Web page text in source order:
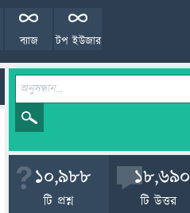
টপ ইউজার
ব্যাজ
10,988
টি প্রশ্ন
18,690
টি উত্তর